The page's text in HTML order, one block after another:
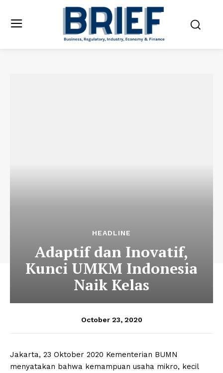
HEADLINE
Adaptif dan Inovatif,
Kunci UMKM Indonesia
Naik Kelas
October 23, 2020
Jakarta, 23 Oktober 2020 Kementerian BUMN
menyatakan bahwa kemampuan usaha mikro, kecil